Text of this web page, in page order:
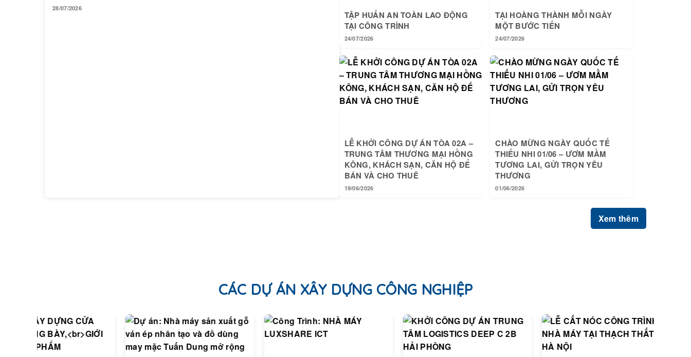
28/07/2026
TẬP HUẤN AN TOÀN LAO ĐỘNG
TẠI CÔNG TRÌNH
24/07/2026
TẠI HOÀNG THÀNH MỖI NGÀY
MỘT BƯỚC TIẾN
24/07/2026
LỄ KHỞI CÔNG DỰ ÁN TÒA 02A –
TRUNG TÂM THƯƠNG MẠI HỒNG
KÔNG, KHÁCH SẠN, CĂN HỘ ĐỂ
BÁN VÀ CHO THUÊ
19/06/2026
CHÀO MỪNG NGÀY QUỐC TẾ
THIẾU NHI 01/06 – ƯƠM MẦM
TƯƠNG LAI, GỬI TRỌN YÊU
THƯƠNG
01/06/2026
Xem thêm
CÁC DỰ ÁN XÂY DỰNG CÔNG NGHIỆP